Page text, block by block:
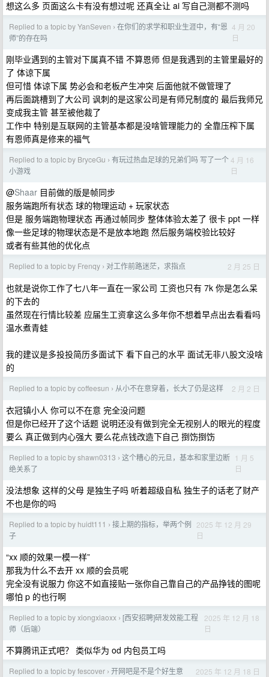
想这么多 页面这么卡有没有想过呢 还真全让 ai 写自己测都不测吗
Replied to a topic by YanSeven › 在你们的求学和职业生涯中，有“恩
师”的存在吗
4 月 20
日
刚毕业遇到的主管对下属真不错 不算恩师 但是我遇到的主管里最好的
了 体谅下属
但可惜 体谅下属 势必会和老板产生冲突 后面他就不做管理了
再后面跳槽到了大公司 讽刺的是这家公司是有师兄制度的 最后我师兄
变成我主管 甚至被他裁了
工作中 特别是互联网的主管基本都是没啥管理能力的 全靠压榨下属
有恩师真是修来的福气
Replied to a topic by BryceGu › 有玩过热血足球的兄弟们吗 写了一个
小游戏
4 月 16
日
@Shaar 目前做的版是帧同步
服务端跑所有状态 球的物理运动 + 玩家状态
但是 服务端跑物理状态 再通过帧同步 整体体验太差了 很卡 ppt 一样
像一些足球的物理状态是不是放本地跑 然后服务端校验比较好
或者有些其他的优化点
Replied to a topic by Frenqy › 对工作前路迷茫，求指点 2 月 25 日
也就是说你工作了七八年一直在一家公司 工资也只有 7k 你是怎么呆
的下去的
虽然现在行情比较差 应届生工资拿这么多年你不想着早点出去看看吗
温水煮青蛙
我的建议是多投投简历多面试下 看下自己的水平 面试无非八股文没啥
的
Replied to a topic by coffeesun › 从小不在意穿着，长大了仍是这样 2 月 2 日
衣冠镇小人 你可以不在意 完全没问题
但是你已经开了这个话题 说明还没有做到完全无视别人的眼光的程度
要么 真正做到内心强大 要么花点钱改造下自己 捯饬捯饬
Replied to a topic by shawn0313 › 这个糟心的元旦，基本和家里边断
绝关系了
1 月 5
日
没法想象 这样的父母 是独生子吗 听着超级自私 独生子的话老了财产
不也是你的吗
Replied to a topic by huidt111 › 接上期的指标，举两个例
子
2025 年 12 月 29
日
“xx 顺的效果一模一样”
那我为什么不去开 xx 顺的会员呢
完全没有说服力 你这不如直接贴一张你自己靠自己的产品挣钱的图呢
哪怕 p 的也行啊
Replied to a topic by xiongxiaoxx › [西安招聘]研发效能工程
师（后端）
2025 年 12 月 18
日
不算腾讯正式吧？ 类似华为 od 内包员工吗
Replied to a topic by fescover › 开网吧是不是个好生意 2025 年 12 月 18 日